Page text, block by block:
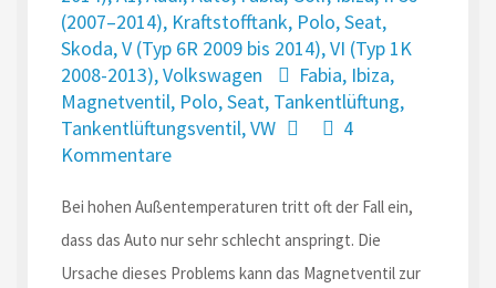
(2007–2014), Kraftstofftank, Polo,Seat,
Skoda,V (Typ 6R 2009 bis 2014),VI (Typ 1K
2008-2013),Volkswagen Fabia, Ibiza,
Magnetventil, Polo,Seat, Tankentlüftung,
Tankentlüftungsventil,VW
4
Kommentare
Bei hohen Außentemperaturen tritt oft der Fall ein,
dass das Auto nur sehr schlecht anspringt. Die
Ursache dieses Problems kann das Magnetventil zur